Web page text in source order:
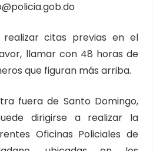
citas previas en el
llamar con 48 horas de
que figuran más arriba.
fuera de Santo Domingo,
dirigirse a realizar la
Oficinas Policiales de